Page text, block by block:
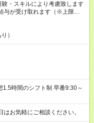
スキルにより考慮致します
が受け取れます（※上限、条
）
お気軽にご相談ください。